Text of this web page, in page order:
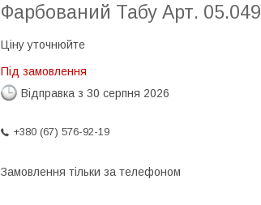
Фарбований Табу Арт. 05.049
Ціну уточнюйте
Під замовлення
Відправка з 30 серпня 2026
+380 (67) 576-92-19
Замовлення тільки за телефоном